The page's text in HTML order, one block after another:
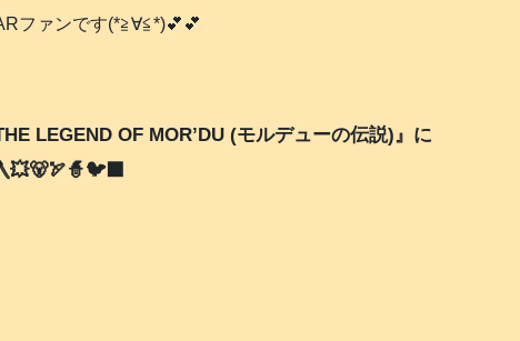
ファンです(*≧∀≦*)💕💕
LEGEND OF MOR’DU (モルデューの伝説)』に